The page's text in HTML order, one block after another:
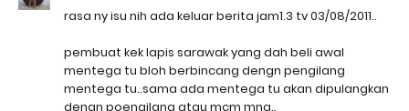
rasa ny isu nih ada keluar berita jam1.3 tv 03/08/2011..
pembuat kek lapis sarawak yang dah beli awal
mentega tu bloh berbincang dengn pengilang
mentega tu..sama ada mentega tu akan dipulangkan
dengn poengilang atau mcm mna..